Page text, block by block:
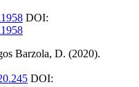
DOI:
Barzola, D. (2020).
DOI: